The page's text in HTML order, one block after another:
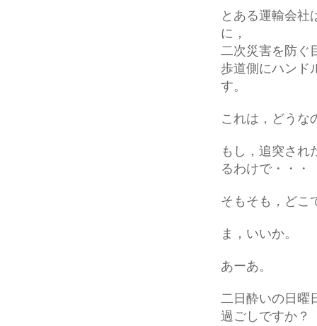
とある運輸会社
に，
二次災害を防ぐ
歩道側にハンド
す。
これは，どうな
もし，追突され
るわけで・・・
そもそも，どこ
ま，いいか。
あーあ。
二日酔いの日曜
過ごしですか？